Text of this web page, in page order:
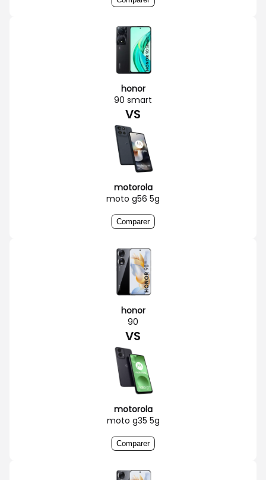
honor
90 smart
VS
motorola
moto g56 5g
Comparer
honor
90
VS
motorola
moto g35 5g
Comparer